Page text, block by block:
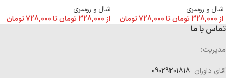
شال و روسری
از 328,000تومانتا728,000تومان
شال و روسری
از 328,000تومانتا728,000تومان
تماس با ما
مدیریت:
آقای داوران